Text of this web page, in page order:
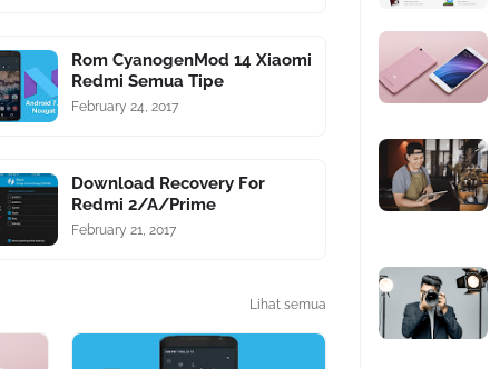
Rom CyanogenMod 14 Xiaomi
Redmi Semua Tipe
February 24, 2017
Download Recovery For
Redmi 2/A/Prime
February 21, 2017
Lihat semua